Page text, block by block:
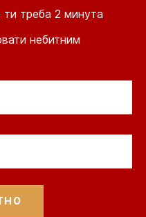
ти треба 2 минута
небитним